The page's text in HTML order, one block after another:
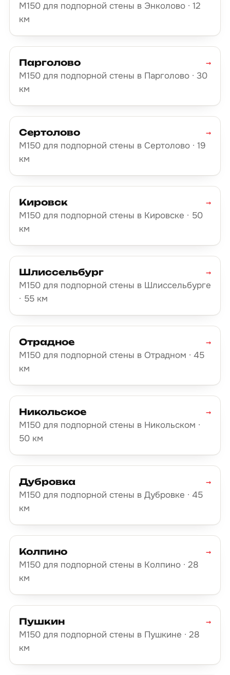
М150 для подпорной стены в Энколово · 12
км
Парголово
М150 для подпорной стены в Парголово · 30
км
→
Сертолово
М150 для подпорной стены в Сертолово · 19
км
→
Кировск
М150 для подпорной стены в Кировске · 50
км
→
Шлиссельбург
М150 для подпорной стены в Шлиссельбурге
· 55 км
→
Отрадное
М150 для подпорной стены в Отрадном · 45
км
→
Никольское
М150 для подпорной стены в Никольском ·
50 км
→
Дубровка
М150 для подпорной стены в Дубровке · 45
км
→
Колпино
М150 для подпорной стены в Колпино · 28
км
→
Пушкин
М150 для подпорной стены в Пушкине · 28
км
→